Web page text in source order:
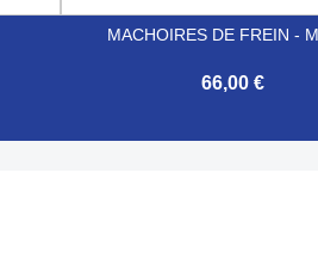
MACHOIRES DE FREIN -
66,00 €